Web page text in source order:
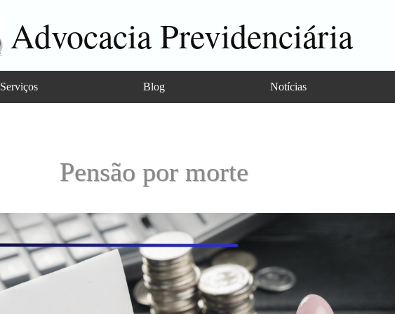
Advocacia Previdenciária
Serviços Blog Notícias
Pensão por morte